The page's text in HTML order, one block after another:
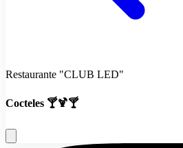
Restaurante "CLUB LED"
Cocteles 🍸🍹🍸